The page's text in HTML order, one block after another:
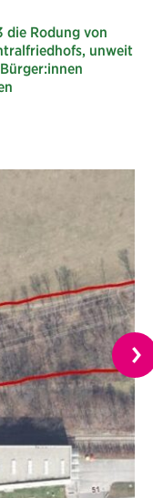
die Rodung von
unweit